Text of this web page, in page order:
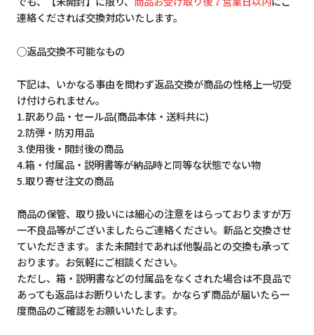
連絡くだされば交換対応いたします。
◯返品交換不可能なもの
下記は、いかなる事由を問わず返品交換が商品の性格上一切受
け付けられません。
1.訳あり品・セール品(商品本体・送料共に)
2.防弾・防刃用品
3.使用後・開封後の商品
4.箱・付属品・説明書等が納品時と同等な状態でない物
5.取り寄せ注文の商品
商品の保管、取り扱いには細心の注意をはらっておりますが万
一不良品等がございましたらご連絡ください。新品と交換させ
ていただきます。また未開封であれば他製品との交換も承って
おります。お気軽にご相談ください。
ただし、箱・説明書などの付属品をなくされた場合は不良品で
あっても返品はお断りいたします。かならず商品が届いたら一
度商品のご確認をお願いいたします。